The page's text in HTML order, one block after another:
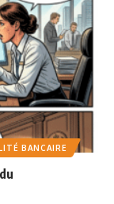
BANCAIRE